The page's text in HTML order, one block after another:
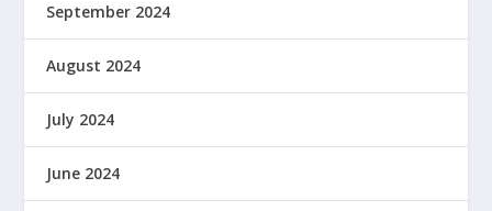
September 2024
August 2024
July 2024
June 2024